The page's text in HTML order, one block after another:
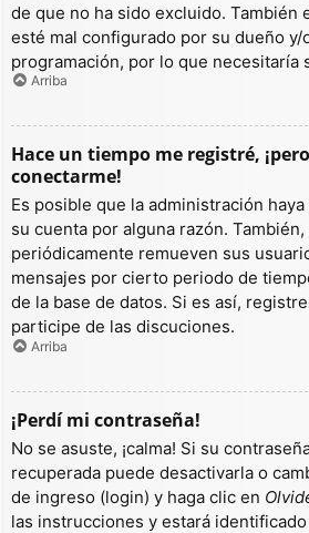
de que no ha sido excluido. También
esté mal configurado por su dueño y/
programación, por lo que necesitaría
Arriba
Hace un tiempo me registré,
conectarme!
Es posible que la administración
su cuenta por alguna razón.
periódicamente remueven sus
mensajes por cierto periodo de
de la base de datos. Si es así,
participe de las discuciones.
Arriba
¡Perdí mi contraseña!
No se asuste, ¡calma! Si su
recuperada puede desactivarla o
de ingreso (login) y haga clic en
las instrucciones y estará